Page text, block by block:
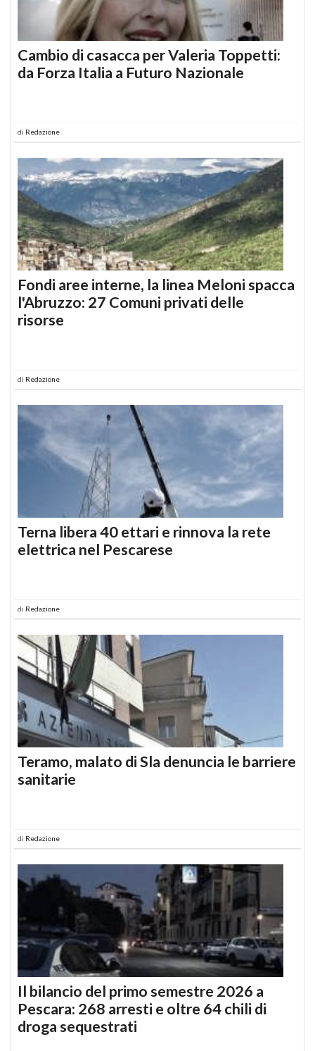
Cambio di casacca per Valeria Toppetti:
da Forza Italia a Futuro Nazionale
di Redazione
Fondi aree interne, la linea Meloni spacca
l'Abruzzo: 27 Comuni privati delle
risorse
di Redazione
Terna libera 40 ettari e rinnova la rete
elettrica nel Pescarese
di Redazione
Teramo, malato di Sla denuncia le barriere
sanitarie
di Redazione
Il bilancio del primo semestre 2026 a
Pescara: 268 arresti e oltre 64 chili di
droga sequestrati